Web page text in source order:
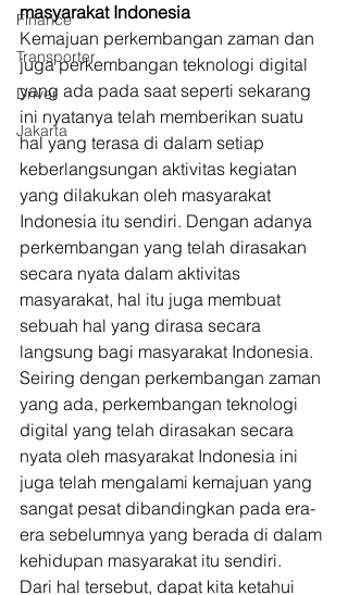
Finance
Transporter
Driver
Jakarta
masyarakat Indonesia
Kemajuan perkembangan zaman dan
juga perkembangan teknologi digital
yang ada pada saat seperti sekarang
ini nyatanya telah memberikan suatu
hal yang terasa di dalam setiap
keberlangsungan aktivitas kegiatan
yang dilakukan oleh masyarakat
Indonesia itu sendiri. Dengan adanya
perkembangan yang telah dirasakan
secara nyata dalam aktivitas
masyarakat, hal itu juga membuat
sebuah hal yang dirasa secara
langsung bagi masyarakat Indonesia.
Seiring dengan perkembangan zaman
yang ada, perkembangan teknologi
digital yang telah dirasakan secara
nyata oleh masyarakat Indonesia ini
juga telah mengalami kemajuan yang
sangat pesat dibandingkan pada era-
era sebelumnya yang berada di dalam
kehidupan masyarakat itu sendiri.
Dari hal tersebut, dapat kita ketahui